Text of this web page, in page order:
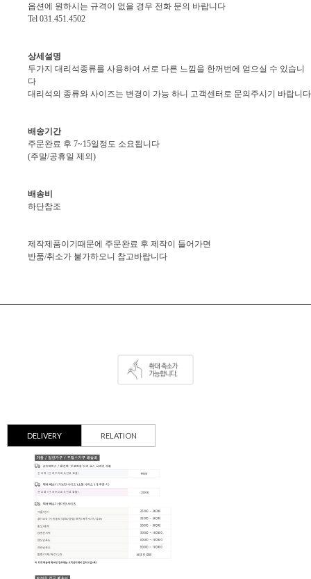
옵션에 원하시는 규격이 없을 경우 전화 문의 바랍니다
Tel 031.451.4502
상세설명
두가지 대리석종류를 사용하여 서로 다른 느낌을 한꺼번에 얻으실 수 있습니
다
대리석의 종류와 사이즈는 변경이 가능 하니 고객센터로 문의주시기 바랍니다
배송기간
주문완료 후 7~15일정도 소요됩니다
(주말/공휴일 제외)
배송비
하단참조
제작제품이기때문에 주문완료 후 제작이 들어가면
반품/취소가 불가하오니 참고바랍니다
DELIVERY RELATION